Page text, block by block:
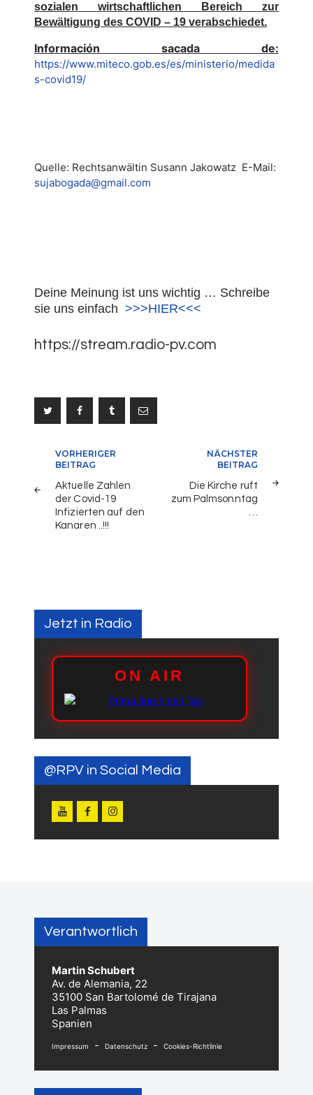
sozialen wirtschaftlichen Bereich zur
Bewältigung des COVID – 19 verabschiedet.
Información sacada de:
https://www.miteco.gob.es/es/ministerio/medida
s-covid19/
Quelle: Rechtsanwältin Susann Jakowatz E-Mail:
sujabogada@gmail.com
Deine Meinung ist uns wichtig … Schreibe
sie uns einfach >>>HIER<<<
https://stream.radio-pv.com
Beitragsnavigation
VORHERIGER
BEITRAG
Aktuelle Zahlen
der Covid-19
Infizierten auf den
Kanaren ..!!!
NÄCHSTER
BEITRAG
Die Kirche ruft
zum Palmsonntag
Jetzt in Radio
@RPV in Social Media
Verantwortlich
Martin Schubert
Av. de Alemania, 22
35100 San Bartolomé de Tirajana
Las Palmas
Spanien
Impressum - Datenschutz - Cookies-Richtlinie